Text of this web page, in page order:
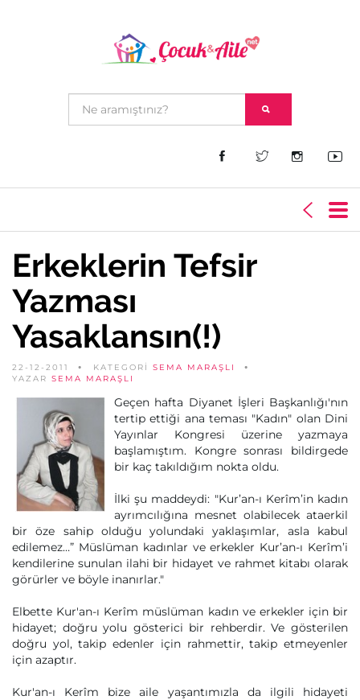
Erkeklerin Tefsir
Yazması
Yasaklansın(!)
22-12-2011 KATEGORİ SEMA MARAŞLI
YAZAR SEMA MARAŞLI
Geçen hafta Diyanet İşleri Başkanlığı'nın
tertip ettiği ana teması "Kadın" olan Dini
Yayınlar Kongresi üzerine yazmaya
başlamıştım. Kongre sonrası bildirgede
bir kaç takıldığım nokta oldu.
İlki şu maddeydi: "Kur’an-ı Kerîm’in kadın
ayrımcılığına mesnet olabilecek ataerkil
bir öze sahip olduğu yolundaki yaklaşımlar, asla kabul
edilemez…” Müslüman kadınlar ve erkekler Kur’an-ı Kerîm’i
kendilerine sunulan ilahi bir hidayet ve rahmet kitabı olarak
görürler ve böyle inanırlar."
Elbette Kur'an-ı Kerîm müslüman kadın ve erkekler için bir
hidayet; doğru yolu gösterici bir rehberdir. Ve gösterilen
doğru yol, takip edenler için rahmettir, takip etmeyenler
için azaptır.
Kur'an-ı Kerîm bize aile yaşantımızla da ilgili hidayeti